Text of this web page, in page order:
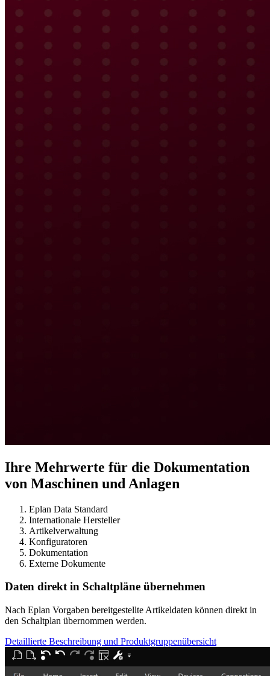
Ihre Mehrwerte für die Dokumentation
von Maschinen und Anlagen
Eplan Data Standard
Internationale Hersteller
Artikelverwaltung
Konfiguratoren
Dokumentation
Externe Dokumente
Daten direkt in Schaltpläne übernehmen
Nach Eplan Vorgaben bereitgestellte Artikeldaten können direkt in
den Schaltplan übernommen werden.
Detaillierte Beschreibung und Produktgruppenübersicht